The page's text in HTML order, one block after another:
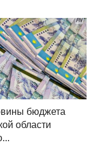
бюджета
области